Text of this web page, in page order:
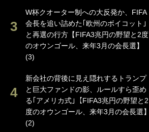
W杯クオーター制への大反発か、FIFA
会長を追い詰めた｢欧州のボイコット｣
と再選の行方【FIFA3兆円の野望と2度
のオウンゴール、来年3月の会長選】
(3)
新会社の背後に見え隠れするトランプ
と巨大ファンドの影、ルールすら歪め
る｢アメリカ式｣【FIFA3兆円の野望と2
度のオウンゴール、来年3月の会長選】
(2)